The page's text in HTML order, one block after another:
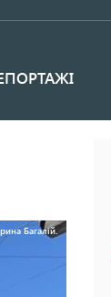
Багалій.